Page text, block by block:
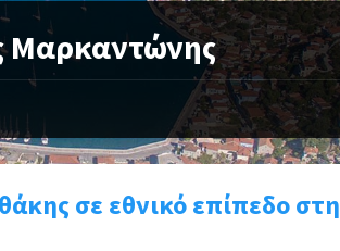
Μαρκαντώνης
σε εθνικό επίπεδο στη